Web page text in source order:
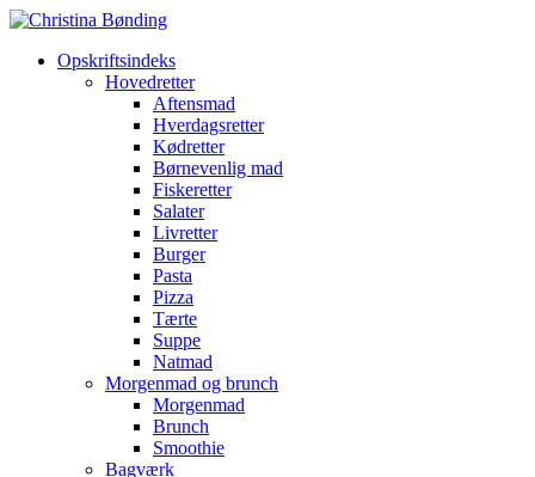
Opskriftsindeks
Hovedretter
Aftensmad
Hverdagsretter
Kødretter
Børnevenlig mad
Fiskeretter
Salater
Livretter
Burger
Pasta
Pizza
Tærte
Suppe
Natmad
Morgenmad og brunch
Morgenmad
Brunch
Smoothie
Bagværk